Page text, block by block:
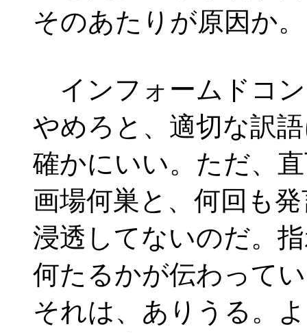
そのあたりが原因か。
インフォームドコ
やめろと、適切な訳
確かにいい。ただ、
画場何巣と、何回も
浸透してないのだ。
何たるかが伝わって
それは、ありうる。